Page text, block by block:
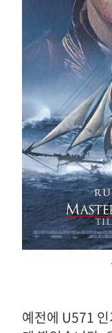
예전에 U571